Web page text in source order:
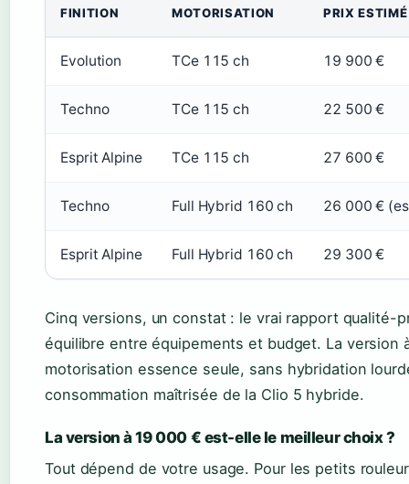
FINITION MOTORISATION PRIX ESTIMÉ
Evolution TCe 115 ch 19 900 €
Techno TCe 115 ch 22 500 €
Esprit Alpine TCe 115 ch 27 600 €
Techno Full Hybrid 160 ch 26 000 €
Esprit Alpine Full Hybrid 160 ch 29 300 €
Cinq versions, un constat : le vrai rapport qualité-
équilibre entre équipements et budget. La
motorisation essence seule, sans hybridation
consommation maîtrisée de la Clio 5 hybride.
La version à 19 000 € est-elle le meilleur choix ?
Tout dépend de votre usage. Pour les petits